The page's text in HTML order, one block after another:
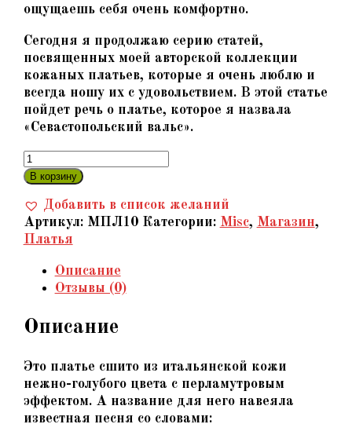
ощущаешь себя очень комфортно.
Сегодня я продолжаю серию статей,
посвященных моей авторской коллекции
кожаных платьев, которые я очень люблю и
всегда ношу их с удовольствием. В этой статье
пойдет речь о платье, которое я назвала
«Севастопольский вальс».
Количество
товара
вальс»
-
Коллекционное
платье
натуральной
голубой
с
авторским
декором
В корзину
Добавить в список желаний
Артикул: МПЛ10 Категории: Misc, Магазин,
Платья
Описание
Отзывы (0)
Описание
Это платье сшито из итальянской кожи
нежно-голубого цвета с перламутровым
эффектом. А название для него навеяла
известная песня со словами: